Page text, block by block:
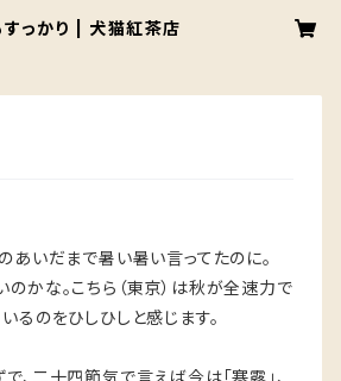
すっかり | 犬猫紅茶店
あいだまで暑い暑い言ってたのに。
かな。こちら（東京）は秋が全速力で
るのをひしひしと感じます。
、二十四節気で言えば今は「寒露 」、